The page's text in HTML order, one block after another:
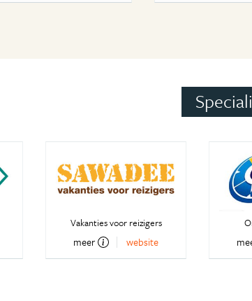
Vakanties voor reizigers
meer website